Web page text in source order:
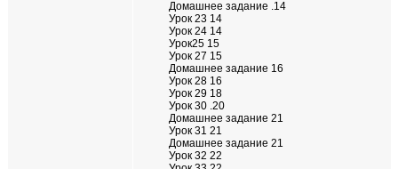
Домашнее задание .14
Урок 23 14
Урок 24 14
Урок25 15
Урок 27 15
Домашнее задание 16
Урок 28 16
Урок 29 18
Урок 30 .20
Домашнее задание 21
Урок 31 21
Домашнее задание 21
Урок 32 22